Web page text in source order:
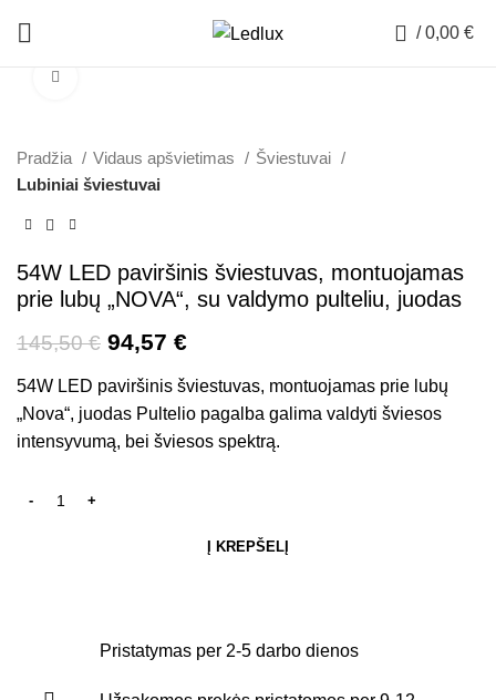
/ 0,00 €
Pradžia Vidaus apšvietimas
Šviestuvai
Lubiniai šviestuvai
54W LED paviršinis šviestuvas, montuojamas
prie lubų „NOVA“, su valdymo pulteliu, juodas
145,50€ 94,57 €
54W LED paviršinis šviestuvas, montuojamas prie lubų
„Nova“, juodas Pultelio pagalba galima valdyti šviesos
intensyvumą, bei šviesos spektrą.
Į KREPŠELĮ
Pristatymas per 2-5 darbo dienos